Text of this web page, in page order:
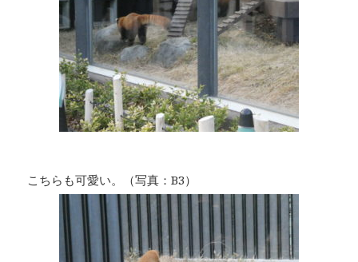
こちらも可愛い。（写真：B3）